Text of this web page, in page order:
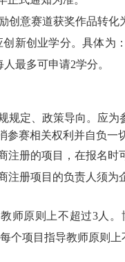
创意赛道获奖作品转化
新创业学分。具体为
最多可申请2学分。
定、政策导向。应
赛相关权利并自负一
册的项目，在报名
册项目的负责人须为
师原则上不超过3人
个项目指导教师原则上